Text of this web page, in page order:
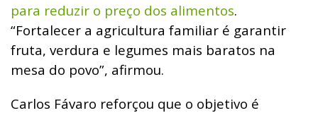
para reduzir o preço dos alimentos.
“Fortalecer a agricultura familiar é garantir
fruta, verdura e legumes mais baratos na
mesa do povo”, afirmou.
Carlos Fávaro reforçou que o objetivo é